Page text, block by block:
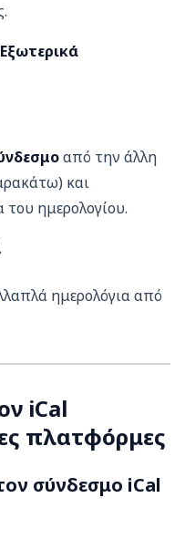
από την άλλη
και
ημερολογίου.
.
ημερολόγια από
iCal
πλατφόρμες
σύνδεσμο iCal